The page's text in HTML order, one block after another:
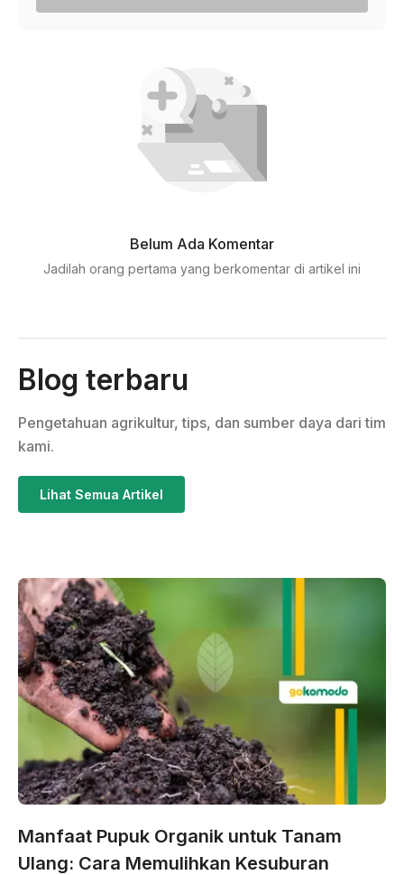
Belum Ada Komentar
Jadilah orang pertama yang berkomentar di artikel ini
Blog terbaru
Pengetahuan agrikultur, tips, dan sumber daya dari tim
kami.
Lihat Semua Artikel
Manfaat Pupuk Organik untuk Tanam
Ulang: Cara Memulihkan Kesuburan